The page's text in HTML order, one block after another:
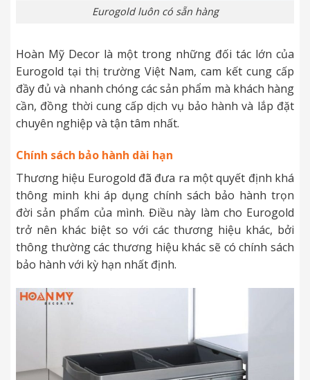
Eurogold luôn có sẵn hàng
Hoàn Mỹ Decor là một trong những đối tác lớn của
Eurogold tại thị trường Việt Nam, cam kết cung cấp
đầy đủ và nhanh chóng các sản phẩm mà khách hàng
cần, đồng thời cung cấp dịch vụ bảo hành và lắp đặt
chuyên nghiệp và tận tâm nhất.
Chính sách bảo hành dài hạn
Thương hiệu Eurogold đã đưa ra một quyết định khá
thông minh khi áp dụng chính sách bảo hành trọn
đời sản phẩm của mình. Điều này làm cho Eurogold
trở nên khác biệt so với các thương hiệu khác, bởi
thông thường các thương hiệu khác sẽ có chính sách
bảo hành với kỳ hạn nhất định.